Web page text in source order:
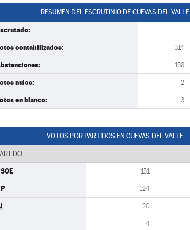
RESUMEN DEL ESCRUTINIO DE CUEVAS DEL VALLE
contabilizados: 314
158
nulos: 2
en blanco: 3
VOTOS POR PARTIDOS EN CUEVAS DEL VALLE
151
124
20
4